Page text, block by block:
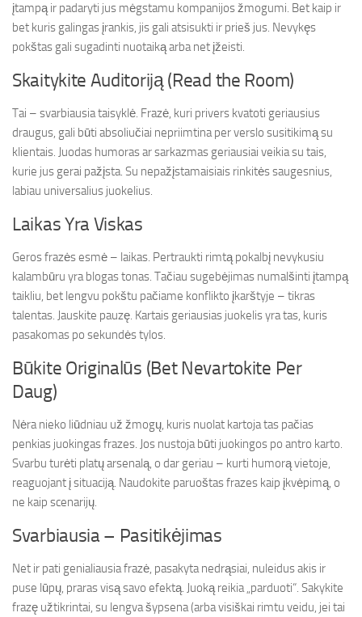
įtampą ir padaryti jus mėgstamu kompanijos žmogumi. Bet kaip ir
bet kuris galingas įrankis, jis gali atsisukti ir prieš jus. Nevykęs
pokštas gali sugadinti nuotaiką arba net įžeisti.
Skaitykite Auditoriją (Read the Room)
Tai – svarbiausia taisyklė. Frazė, kuri privers kvatoti geriausius
draugus, gali būti absoliučiai nepriimtina per verslo susitikimą su
klientais. Juodas humoras ar sarkazmas geriausiai veikia su tais,
kurie jus gerai pažįsta. Su nepažįstamaisiais rinkitės saugesnius,
labiau universalius juokelius.
Laikas Yra Viskas
Geros frazės esmė – laikas. Pertraukti rimtą pokalbį nevykusiu
kalambūru yra blogas tonas. Tačiau sugebėjimas numalšinti įtampą
taikliu, bet lengvu pokštu pačiame konflikto įkarštyje – tikras
talentas. Jauskite pauzę. Kartais geriausias juokelis yra tas, kuris
pasakomas po sekundės tylos.
Būkite Originalūs (Bet Nevartokite Per
Daug)
Nėra nieko liūdniau už žmogų, kuris nuolat kartoja tas pačias
penkias juokingas frazes. Jos nustoja būti juokingos po antro karto.
Svarbu turėti platų arsenalą, o dar geriau – kurti humorą vietoje,
reaguojant į situaciją. Naudokite paruoštas frazes kaip įkvėpimą, o
ne kaip scenarijų.
Svarbiausia – Pasitikėjimas
Net ir pati genialiausia frazė, pasakyta nedrąsiai, nuleidus akis ir
puse lūpų, praras visą savo efektą. Juoką reikia „parduoti“. Sakykite
frazę užtikrintai, su lengva šypsena (arba visiškai rimtu veidu, jei tai